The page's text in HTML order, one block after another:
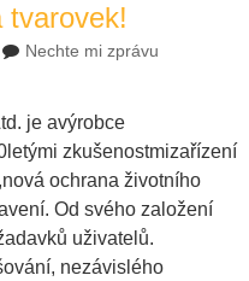
tvarovek!
Nechte mi zprávu
je avýrobce
zkušenostmizařízení
nová ochrana životního
. Od svého založení
uživatelů.
nezávislého